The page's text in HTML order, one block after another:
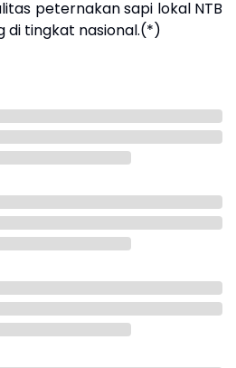
peternakan sapi lokal NTB
di tingkat nasional.(*)